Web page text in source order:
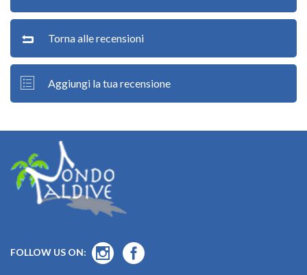
Torna alle recensioni
Aggiungi la tua recensione
FOLLOW US ON: